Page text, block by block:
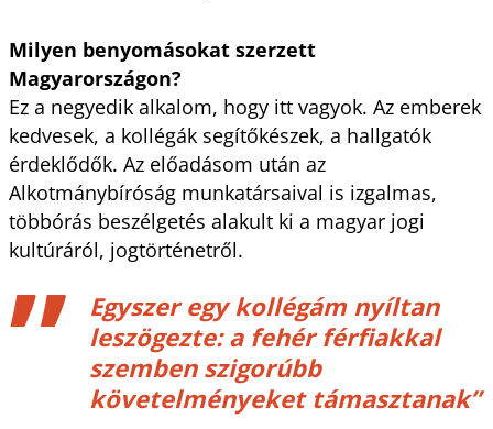
Milyen benyomásokat szerzett
Magyarországon?
Ez a negyedik alkalom, hogy itt vagyok. Az emberek
kedvesek, a kollégák segítőkészek, a hallgatók
érdeklődők. Az előadásom után az
Alkotmánybíróság munkatársaival is izgalmas,
többórás beszélgetés alakult ki a magyar jogi
kultúráról, jogtörténetről.
Egyszer egy kollégám nyíltan
leszögezte: a fehér férfiakkal
szemben szigorúbb
követelményeket támasztanak”